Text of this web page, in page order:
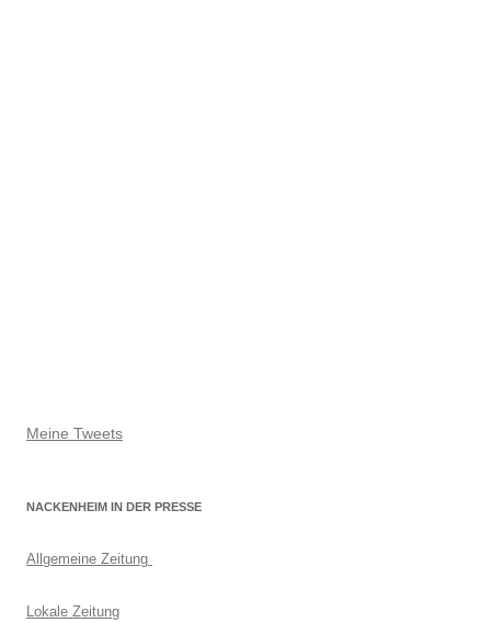
Meine Tweets
NACKENHEIM IN DER PRESSE
Allgemeine Zeitung
Lokale Zeitung